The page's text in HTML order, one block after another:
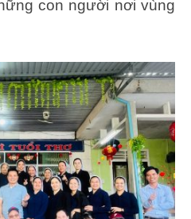
con người nơi vùng